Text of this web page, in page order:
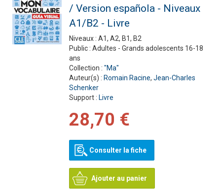
/ Version española - Niveaux
A1/B2 - Livre
Niveaux : A1, A2, B1, B2
Public : Adultes - Grands adolescents 16-18
ans
Collection : "Ma"
Auteur(s) : Romain Racine, Jean-Charles
Schenker
Support : Livre
28,70 €
Consulter la fiche
Ajouter au panier